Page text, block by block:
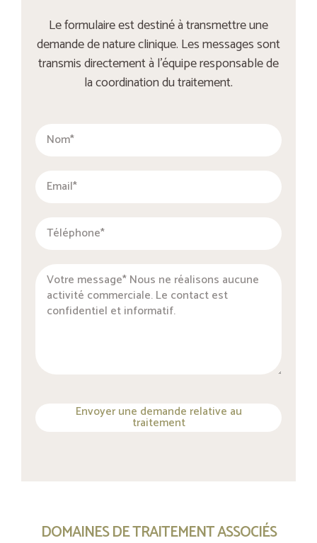
Le formulaire est destiné à transmettre une
demande de nature clinique. Les messages sont
transmis directement à l’équipe responsable de
la coordination du traitement.
Envoyer une demande relative au
traitement
DOMAINES DE TRAITEMENT ASSOCIÉS